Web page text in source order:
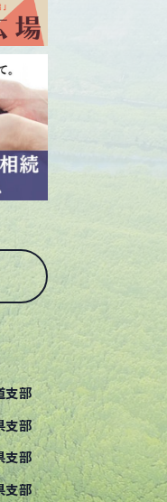
支部
支部
支部
支部